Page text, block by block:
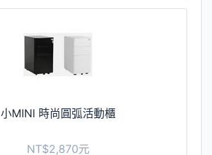
小MINI 時尚圓弧活動櫃
NT$2,870元